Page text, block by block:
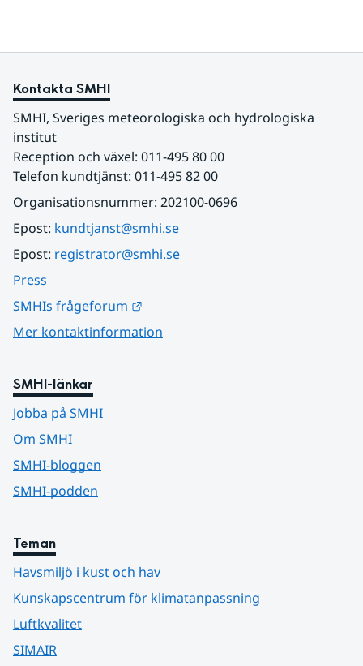
Kontakta SMHI
SMHI, Sveriges meteorologiska och hydrologiska
institut
Reception och växel: 011-495 80 00
Telefon kundtjänst: 011-495 82 00
Organisationsnummer: 202100-0696
Epost: kundtjanst@smhi.se
Epost: registrator@smhi.se
Press
SMHIs frågeforum
Mer kontaktinformation
SMHI-länkar
Jobba på SMHI
Om SMHI
SMHI-bloggen
SMHI-podden
Teman
Havsmiljö i kust och hav
Kunskapscentrum för klimatanpassning
Luftkvalitet
SIMAIR